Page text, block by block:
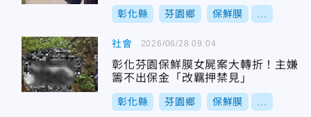
彰化縣 芬園鄉 保鮮膜
社會
彰化芬園保鮮膜女屍案大轉折！主嫌
籌不出保金「改羈押禁見」
彰化縣 芬園鄉 保鮮膜
2026/06/28 09:04